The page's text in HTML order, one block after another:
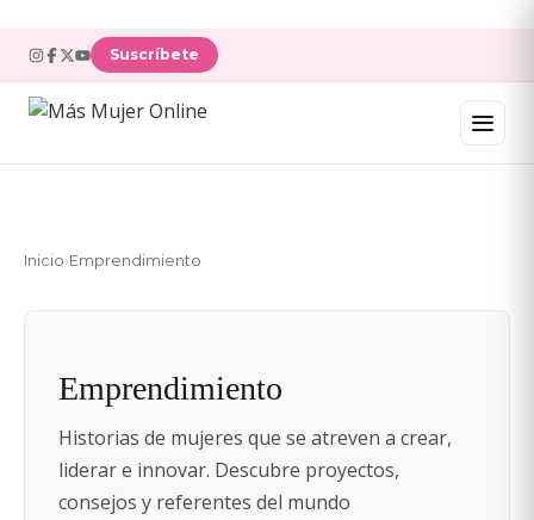
Suscríbete
Inicio›Emprendimiento
Emprendimiento
Historias de mujeres que se atreven a crear,
liderar e innovar. Descubre proyectos,
consejos y referentes del mundo